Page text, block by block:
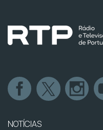
NOTÍCIAS